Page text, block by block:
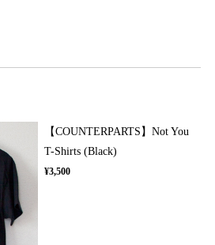
【COUNTERPARTS】Not You
T-Shirts (Black)
¥3,500